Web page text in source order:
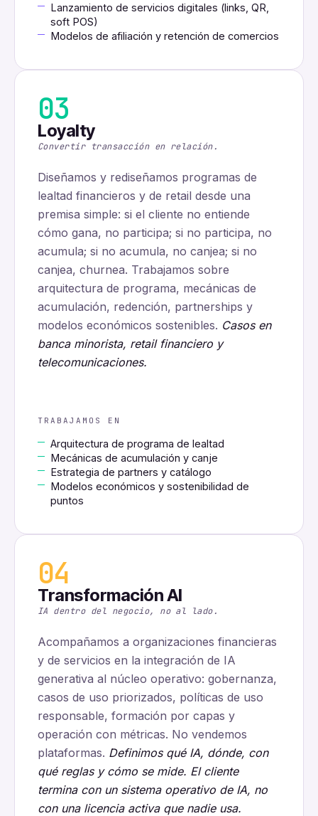
Lanzamiento de servicios digitales (links, QR,
soft POS)
Modelos de afiliación y retención de comercios
03
Loyalty
Convertir transacción en relación.
Diseñamos y rediseñamos programas de
lealtad financieros y de retail desde una
premisa simple: si el cliente no entiende
cómo gana, no participa; si no participa, no
acumula; si no acumula, no canjea; si no
canjea, churnea. Trabajamos sobre
arquitectura de programa, mecánicas de
acumulación, redención, partnerships y
modelos económicos sostenibles. Casos en
banca minorista, retail financiero y
telecomunicaciones.
TRABAJAMOS EN
Arquitectura de programa de lealtad
Mecánicas de acumulación y canje
Estrategia de partners y catálogo
Modelos económicos y sostenibilidad de
puntos
04
Transformación AI
IA dentro del negocio, no al lado.
Acompañamos a organizaciones financieras
y de servicios en la integración de IA
generativa al núcleo operativo: gobernanza,
casos de uso priorizados, políticas de uso
responsable, formación por capas y
operación con métricas. No vendemos
plataformas. Definimos qué IA, dónde, con
qué reglas y cómo se mide. El cliente
termina con un sistema operativo de IA, no
con una licencia activa que nadie usa.